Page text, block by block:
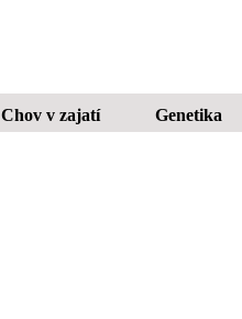
Chov v zajatí Genetika